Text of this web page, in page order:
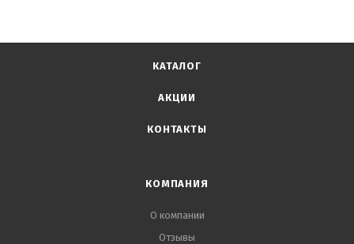
КАТАЛОГ
АКЦИИ
КОНТАКТЫ
КОМПАНИЯ
О компании
Отзывы